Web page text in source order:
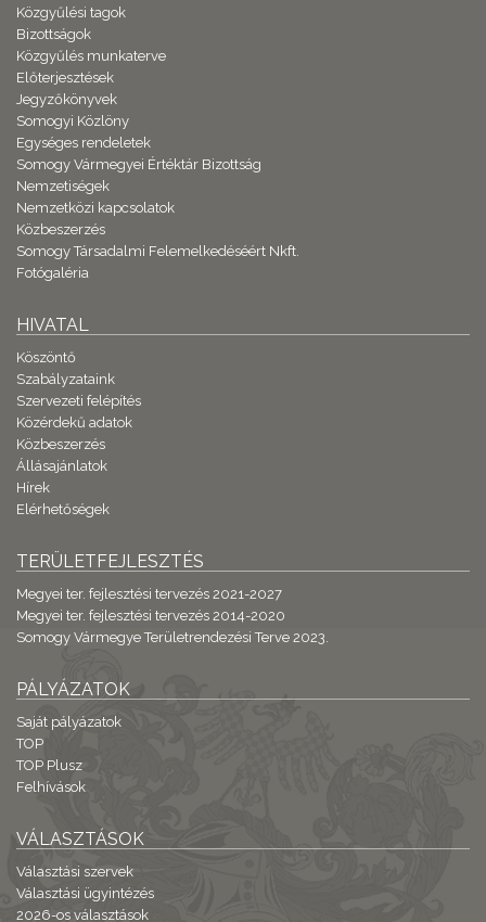
Közgyűlési tagok
Bizottságok
Közgyűlés munkaterve
Előterjesztések
Jegyzőkönyvek
Somogyi Közlöny
Egységes rendeletek
Somogy Vármegyei Értéktár Bizottság
Nemzetiségek
Nemzetközi kapcsolatok
Közbeszerzés
Somogy Társadalmi Felemelkedéséért Nkft.
Fotógaléria
HIVATAL
Köszöntő
Szabályzataink
Szervezeti felépítés
Közérdekű adatok
Közbeszerzés
Állásajánlatok
Hírek
Elérhetőségek
TERÜLETFEJLESZTÉS
Megyei ter. fejlesztési tervezés 2021-2027
Megyei ter. fejlesztési tervezés 2014-2020
Somogy Vármegye Területrendezési Terve 2023.
PÁLYÁZATOK
Saját pályázatok
TOP
TOP Plusz
Felhívások
VÁLASZTÁSOK
Választási szervek
Választási ügyintézés
2026-os választások